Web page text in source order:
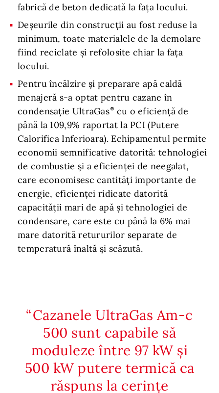
fabrică de beton dedicată la fața locului.
Deșeurile din construcții au fost reduse la
minimum, toate materialele de la demolare
fiind reciclate și refolosite chiar la fața
locului.
Pentru încălzire și preparare apă caldă
menajeră s-a optat pentru cazane în
condensație UltraGas
cu o eficiență de
până la 109,9% raportat la PCI (Putere
Calorifica Inferioara). Echipamentul permite
economii semnificative datorită: tehnologiei
de combustie și a eficienței de neegalat,
care economisesc cantități importante de
energie, eficienței ridicate datorită
capacității mari de apă și tehnologiei de
condensare, care este cu până la 6% mai
mare datorită retururilor separate de
temperatură înaltă și scăzută.
Cazanele UltraGas Am-c
500 sunt capabile să
moduleze între 97 kW și
500 kW putere termică ca
răspuns la cerințe